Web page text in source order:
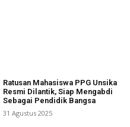
Ratusan Mahasiswa PPG Unsika
Resmi Dilantik, Siap Mengabdi
Sebagai Pendidik Bangsa
31 Agustus 2025